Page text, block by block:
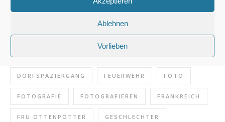
Ablehnen
Vorlieben
SCHLAGWÖRTER
1000 FRAGEN ARCHITEKTUR AUSFLUGSTIPP
BLOG BUCHSOUVENIR BÜCHER CHOR
DORFSPAZIERGANG FEUERWEHR FOTO
FOTOGRAFIE FOTOGRAFIEREN FRANKREICH
FRU ÖTTENPÖTTER GESCHLECHTER